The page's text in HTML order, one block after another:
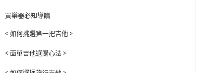
買樂器必知導讀
< 如何挑選第一把吉他 >
< 面單吉他選購心法 >